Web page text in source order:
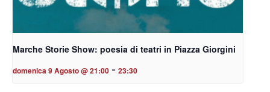
Marche Storie Show: poesia di teatri in Piazza Giorgini
domenica 9 Agosto @ 21:00 - 23:30